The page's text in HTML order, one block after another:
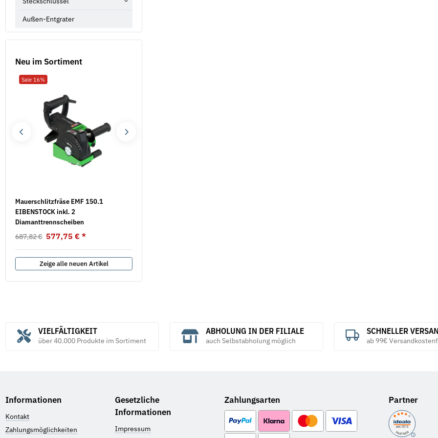
Außen-Entgrater
Neu im Sortiment
Sale 16%
Mauerschlitzfräse EMF 150.1
EIBENSTOCK inkl. 2
Diamanttrennscheiben
687,82 € 577,75 € *
Zeige alle neuen Artikel
VIELFÄLTIGKEIT
über 40.000 Produkte im Sortiment
ABHOLUNG IN DER FILIALE
auch Selbstabholung möglich
SCHNELLER
ab 99€
Informationen
Kontakt
Zahlungsmöglichkeiten
Gesetzliche
Informationen
Impressum
Zahlungsarten Partner